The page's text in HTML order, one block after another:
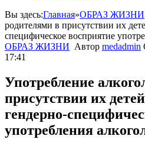
Вы здесь:Главная»ОБРАЗ ЖИЗНИ
родителями в присутствии их
специфическое восприятие
ОБРАЗ ЖИЗНИ Автор medadmin
17:41
Употребление
присутствии их
гендерно-
употребления